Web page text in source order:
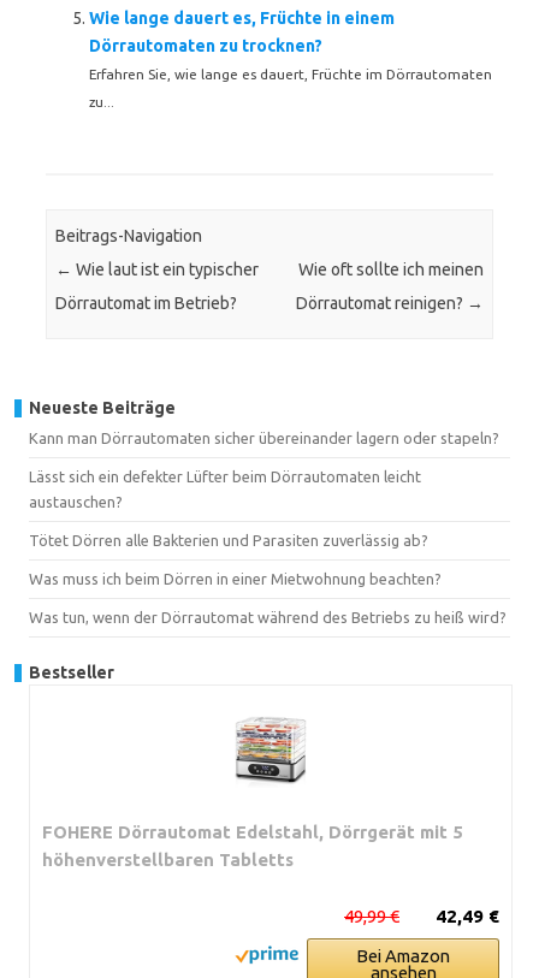
Wie lange dauert es, Früchte in einem
Dörrautomaten zu trocknen?
Erfahren Sie, wie lange es dauert, Früchte im Dörrautomaten
zu...
Beitrags-Navigation
← Wie laut ist ein typischer
Dörrautomat im Betrieb?
Wie oft sollte ich meinen
Dörrautomat reinigen? →
Neueste Beiträge
Kann man Dörrautomaten sicher übereinander lagern oder stapeln?
Lässt sich ein defekter Lüfter beim Dörrautomaten leicht
austauschen?
Tötet Dörren alle Bakterien und Parasiten zuverlässig ab?
Was muss ich beim Dörren in einer Mietwohnung beachten?
Was tun, wenn der Dörrautomat während des Betriebs zu heiß wird?
Bestseller
FOHERE Dörrautomat Edelstahl, Dörrgerät mit 5
höhenverstellbaren Tabletts
42,49 €
49,99 €
Bei Amazon
ansehen